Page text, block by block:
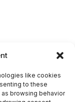
like cookies
to these
browsing behavior